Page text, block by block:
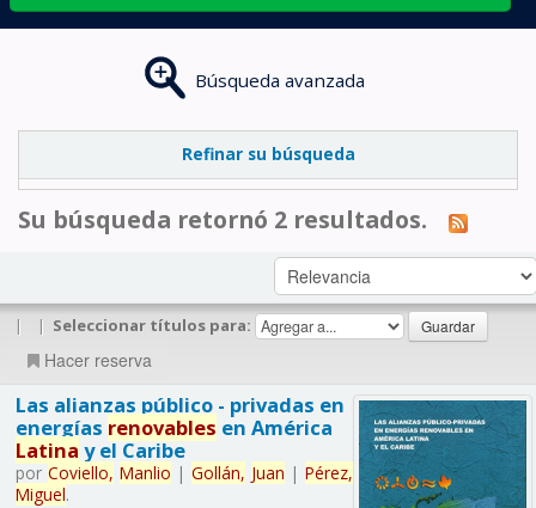
Búsqueda avanzada
Refinar su búsqueda
Su búsqueda retornó 2 resultados.
| | Seleccionar títulos para:
Hacer reserva
Las alianzas público - privadas en
energías renovables en América
Latina y el Caribe
por Coviello, Manlio | Gollán, Juan | Pérez,
Miguel.